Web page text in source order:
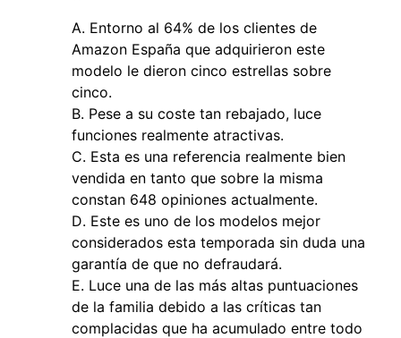
Entorno al 64% de los clientes de
Amazon España que adquirieron este
modelo le dieron cinco estrellas sobre
cinco.
Pese a su coste tan rebajado, luce
funciones realmente atractivas.
Esta es una referencia realmente bien
vendida en tanto que sobre la misma
constan 648 opiniones actualmente.
Este es uno de los modelos mejor
considerados esta temporada sin duda una
garantía de que no defraudará.
Luce una de las más altas puntuaciones
de la familia debido a las críticas tan
complacidas que ha acumulado entre todo